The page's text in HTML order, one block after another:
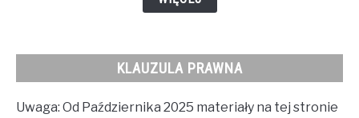
KLAUZULA PRAWNA
Uwaga: Od Października 2025 materiały na tej stronie